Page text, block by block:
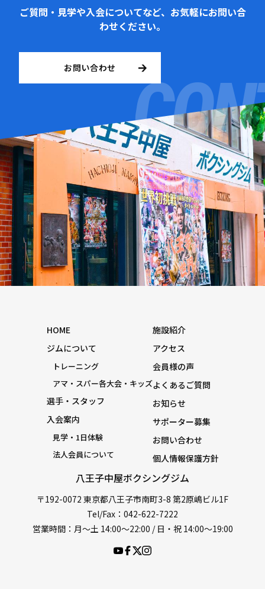
ご質問・見学や入会についてなど、お気軽にお問い合
わせください。
お問い合わせ
八王子中屋ボクシングジム
〒192-0072 東京都八王子市南町3-8 第2原嶋ビル1F
Tel/Fax：042-622-7222
営業時間：月〜土 14:00〜22:00 / 日・祝 14:00〜19:00
HOME
ジムについて
トレーニング
アマ・スパー各大会・キッズ
選手・スタッフ
入会案内
見学・1日体験
法人会員について
施設紹介
アクセス
会員様の声
よくあるご質問
お知らせ
サポーター募集
お問い合わせ
個人情報保護方針